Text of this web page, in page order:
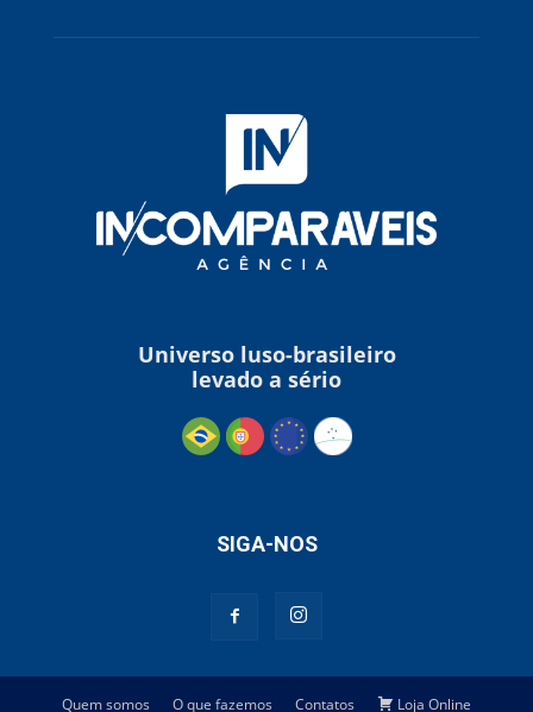
Universo luso-brasileiro
levado a sério
SIGA-NOS
Quem somos O que fazemos Contatos Loja Online